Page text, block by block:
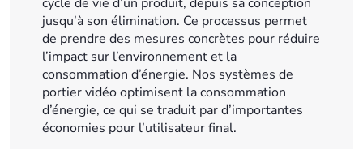
cycle de vie d’un produit, depuis sa conception
jusqu’à son élimination. Ce processus permet
de prendre des mesures concrètes pour réduire
l’impact sur l’environnement et la
consommation d’énergie. Nos systèmes de
portier vidéo optimisent la consommation
d’énergie, ce qui se traduit par d’importantes
économies pour l’utilisateur final.